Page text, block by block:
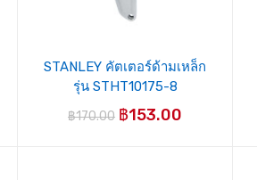
STANLEY คัตเตอร์ด้ามเหล็ก
รุ่น STHT10175-8
฿170.00 ฿153.00